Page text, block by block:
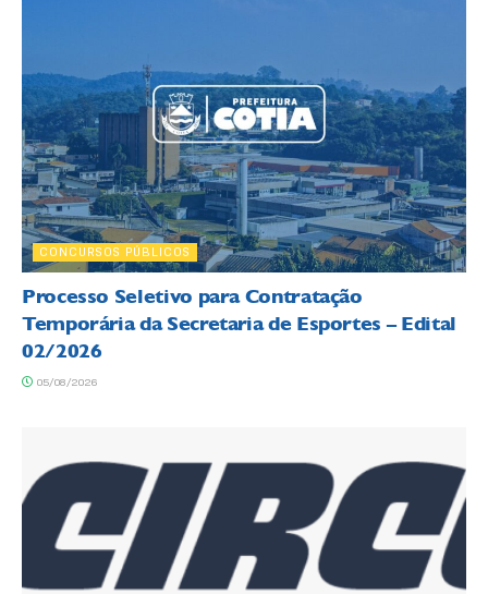
CONCURSOS PÚBLICOS
Processo Seletivo para Contratação
Temporária da Secretaria de Esportes – Edital
02/2026
05/08/2026